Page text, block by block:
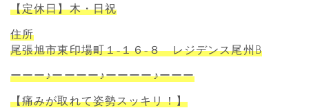
【定休日】木・日祝
住所
尾張旭市東印場町１-１６-８ レジデンス尾州B
ーーー♪ーーーー♪ーーーー♪ーーー
【痛みが取れて姿勢スッキリ！】